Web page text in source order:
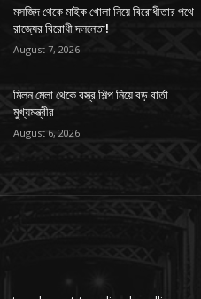
মসজিদ থেকে মাইক খোলা নিয়ে বিরোধীতার পথে
রাজ্যের বিরোধী দলনেতা!
August 7, 2026
মিলন মেলা থেকে বস্ত্র শিল্প নিয়ে বড় বার্তা
মুখ্যমন্ত্রীর
August 6, 2026